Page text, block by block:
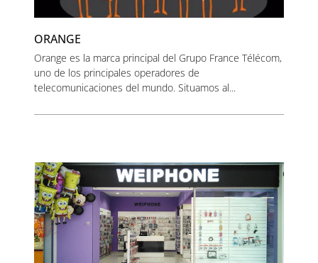
ORANGE
Orange es la marca principal del Grupo France Télécom,
uno de los principales operadores de
telecomunicaciones del mundo. Situamos al...